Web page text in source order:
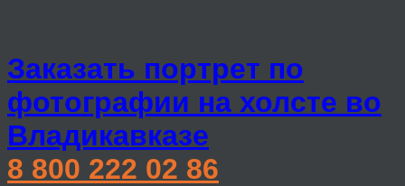
Заказать портрет по
фотографии на холсте во
Владикавказе
8 800 222 02 86